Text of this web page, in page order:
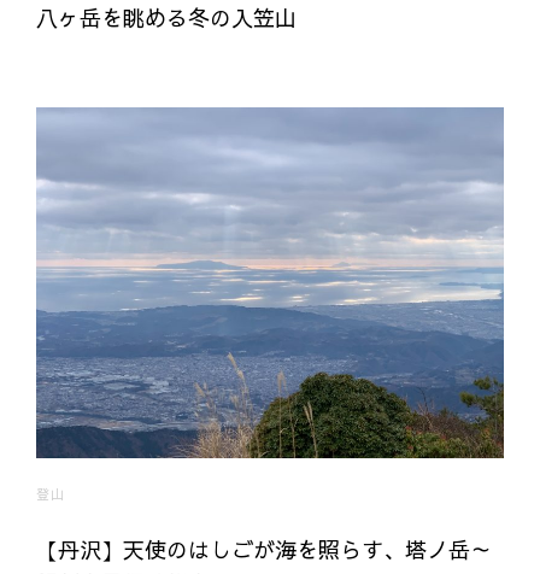
八ヶ岳を眺める冬の入笠山
登山
【丹沢】天使のはしごが海を照らす、塔ノ岳～